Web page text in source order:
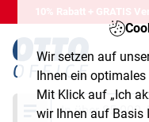
Wir setzen auf
Ihnen ein
Mit Klick auf „Ich
wir Ihnen auf Basis
10% Rabatt + GRATIS
Suche